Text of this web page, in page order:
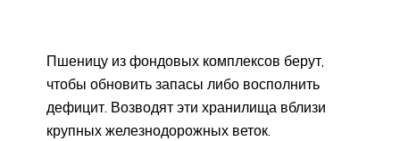
Пшеницу из фондовых комплексов берут,
чтобы обновить запасы либо восполнить
дефицит. Возводят эти хранилища вблизи
крупных железнодорожных веток.